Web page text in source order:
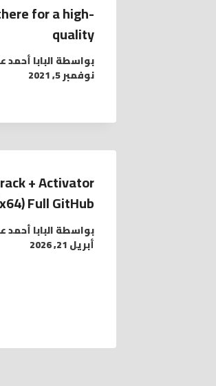
for a high-
quality
بواسطةالبابا أحمد
نوفمبر 5, 2021
+ Activator
Full GitHub
بواسطةالبابا أحمد
أبريل 21, 2026